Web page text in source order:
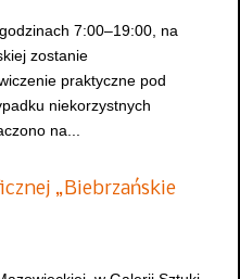
7:00–19:00, na
zostanie
praktyczne pod
niekorzystnych
na...
„Biebrzańskie